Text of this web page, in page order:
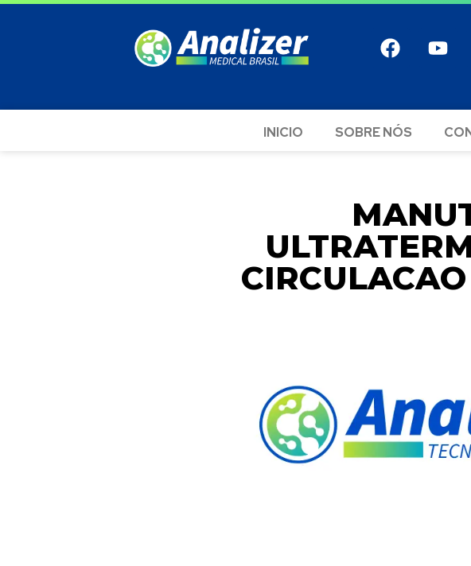
INICIO SOBRE NÓS